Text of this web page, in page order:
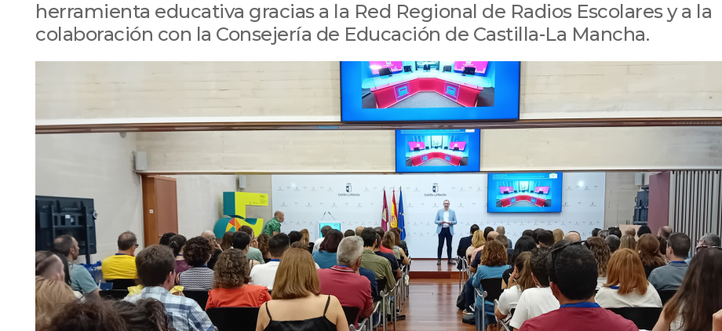
herramienta educativa gracias a la Red Regional de Radios Escolares y a la
colaboración con la Consejería de Educación de Castilla-La Mancha.